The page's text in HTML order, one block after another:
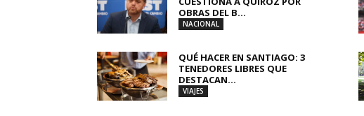
OBRAS DEL B...
NACIONAL
QUÉ HACER EN SANTIAGO: 3
TENEDORES LIBRES QUE
DESTACAN...
VIAJES